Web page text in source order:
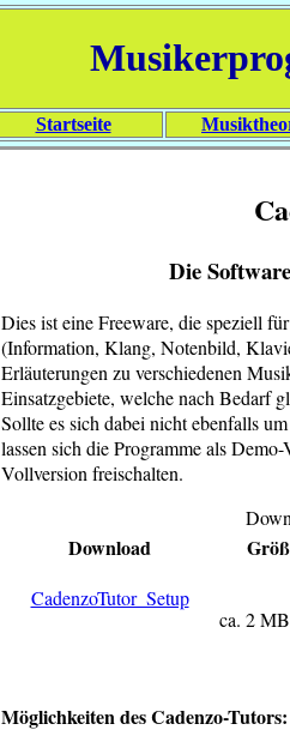
Startseite
Die
Dies ist eine Freeware, die speziell
(Information, Klang, Notenbild,
Erläuterungen zu verschiedenen
Einsatzgebiete, welche nach Bedarf
Sollte es sich dabei nicht ebenfalls
lassen sich die Programme als
Vollversion freischalten.
Download
CadenzoTutor_Setup
ca. 2
Möglichkeiten des Cadenzo-Tutors: